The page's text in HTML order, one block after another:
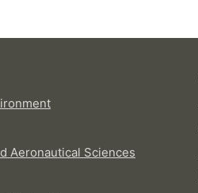
Aeronautical Sciences